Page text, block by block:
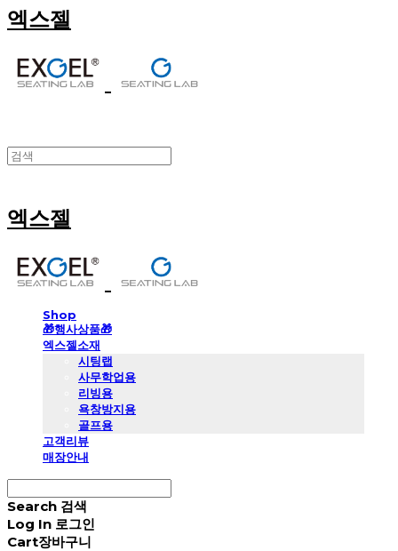
엑스젤
엑스젤
Shop
🎁행사상품🎁
엑스젤소재
시팅랩
사무학업용
리빙용
욕창방지용
골프용
고객리뷰
매장안내
Search 검색
Log In 로그인
Cart장바구니